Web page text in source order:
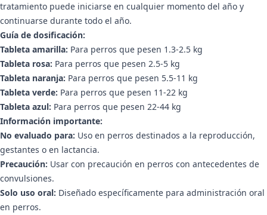
tratamiento puede iniciarse en cualquier momento del año y
continuarse durante todo el año.
Guía de dosificación:
Tableta amarilla: Para perros que pesen 1.3-2.5 kg
Tableta rosa: Para perros que pesen 2.5-5 kg
Tableta naranja: Para perros que pesen 5.5-11 kg
Tableta verde: Para perros que pesen 11-22 kg
Tableta azul: Para perros que pesen 22-44 kg
Información importante:
No evaluado para: Uso en perros destinados a la reproducción,
gestantes o en lactancia.
Precaución: Usar con precaución en perros con antecedentes de
convulsiones.
Solo uso oral: Diseñado específicamente para administración oral
en perros.